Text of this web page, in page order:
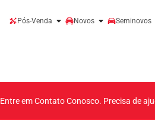
Pós-Venda Novos Seminovos
Preto
Entre em Contato Conosco. Precisa de